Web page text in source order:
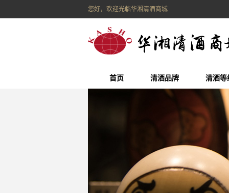
您好，欢迎光临华湘清酒商城
首页 清酒品牌 清酒等